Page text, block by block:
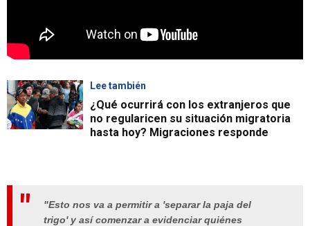
Lee también
¿Qué ocurrirá con los extranjeros que
no regularicen su situación migratoria
hasta hoy? Migraciones responde
"Esto nos va a permitir a 'separar la paja del
trigo' y así comenzar a evidenciar quiénes